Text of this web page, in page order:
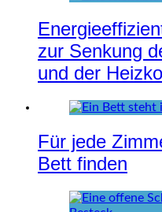
zur Senkung
und der
Für jede
Bett finden